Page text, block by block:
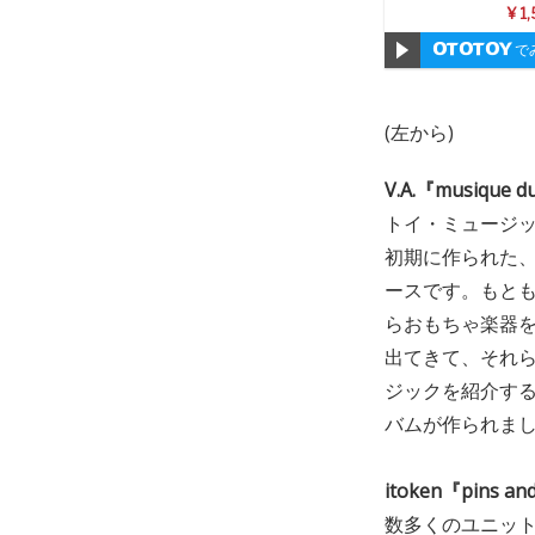
¥
で
(左から)
V.A.『musique
トイ・ミュージ
初期に作られた
ースです。もと
らおもちゃ楽器
出てきて、それ
ジックを紹介す
バムが作られま
itoken『pins
数多くのユニッ